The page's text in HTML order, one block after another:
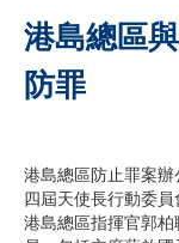
港島總區
防罪
港島總區防止罪案
四屆天使長行動委員
港島總區指揮官郭